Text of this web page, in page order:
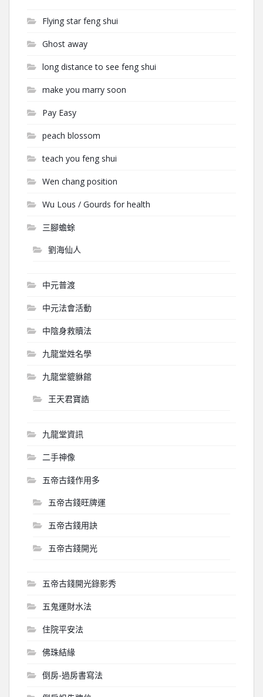
Flying star feng shui
Ghost away
long distance to see feng shui
make you marry soon
Pay Easy
peach blossom
teach you feng shui
Wen chang position
Wu Lous / Gourds for health
三腳蟾蜍
劉海仙人
中元普渡
中元法會活動
中陰身救贖法
九龍堂姓名學
九龍堂貔貅館
王天君寶誥
九龍堂資訊
二手神像
五帝古錢作用多
五帝古錢旺牌運
五帝古錢用訣
五帝古錢開光
五帝古錢開光錄影秀
五鬼運財水法
住院平安法
佛珠結緣
倒房-過房書寫法